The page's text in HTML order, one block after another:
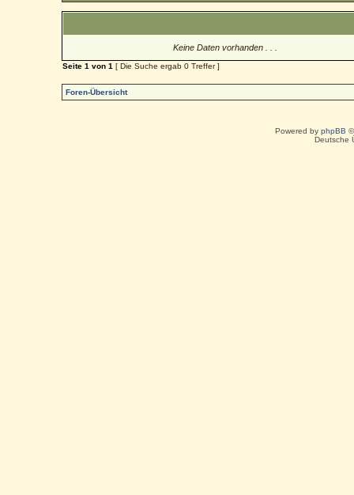
Keine Daten vorhanden . . .
Seite1 von1 [ Die Suche ergab 0 Treffer ]
Foren-Übersicht
Powered by phpBB
Deutsche